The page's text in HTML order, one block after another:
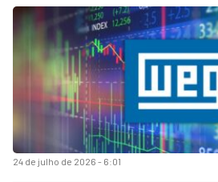
24 de julho de 2026 - 6:01